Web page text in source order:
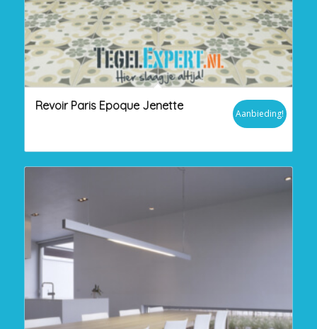
Revoir Paris Epoque Jenette
Aanbieding!